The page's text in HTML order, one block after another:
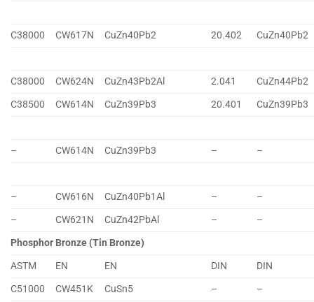
C38000 CW617N CuZn40Pb2 20.402 CuZn40Pb2
C38000 CW624N CuZn43Pb2Al 2.041
CuZn44Pb2
C38500
CW614N CuZn39Pb3 20.401 CuZn39Pb3
– CW614N CuZn39Pb3 – –
– CW616N CuZn40Pb1Al –
–
–
CW621N CuZn42PbAl –
–
Phosphor Bronze (Tin Bronze)
ASTM
EN EN DIN
DIN
C51000
CW451K CuSn5 –
–